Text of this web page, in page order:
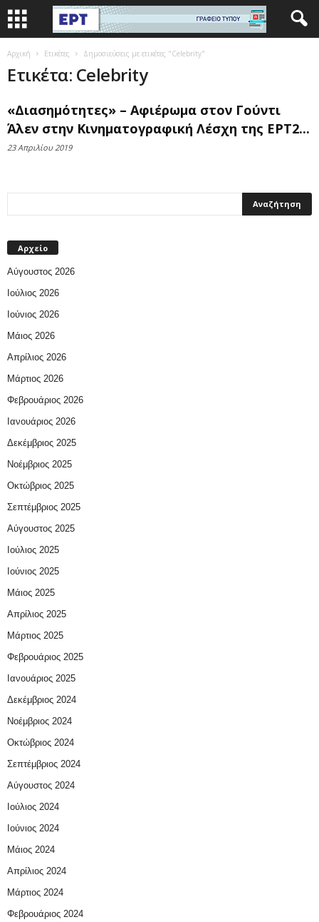
Αρχική Ετικέτες Δημοσιεύσεις με ετικέτες "Celebrity"
Ετικέτα: Celebrity
«Διασημότητες» – Αφιέρωμα στον Γούντι
Άλεν στην Κινηματογραφική Λέσχη της ΕΡΤ2...
23 Απριλίου 2019
Αρχείο
Αύγουστος 2026
Ιούλιος 2026
Ιούνιος 2026
Μάιος 2026
Απρίλιος 2026
Μάρτιος 2026
Φεβρουάριος 2026
Ιανουάριος 2026
Δεκέμβριος 2025
Νοέμβριος 2025
Οκτώβριος 2025
Σεπτέμβριος 2025
Αύγουστος 2025
Ιούλιος 2025
Ιούνιος 2025
Μάιος 2025
Απρίλιος 2025
Μάρτιος 2025
Φεβρουάριος 2025
Ιανουάριος 2025
Δεκέμβριος 2024
Νοέμβριος 2024
Οκτώβριος 2024
Σεπτέμβριος 2024
Αύγουστος 2024
Ιούλιος 2024
Ιούνιος 2024
Μάιος 2024
Απρίλιος 2024
Μάρτιος 2024
Φεβρουάριος 2024